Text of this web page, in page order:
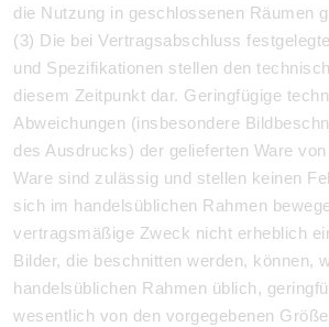
die Nutzung in geschlossenen Räumen
(3) Die bei Vertragsabschluss
und Spezifikationen stellen den
diesem Zeitpunkt dar. Geringfügige
Abweichungen (insbesondere
des Ausdrucks) der gelieferten Ware
Ware sind zulässig und stellen keinen
sich im handelsüblichen Rahmen
vertragsmäßige Zweck nicht erheblich
Bilder, die beschnitten werden, können,
handelsüblichen Rahmen üblich,
wesentlich von den vorgegebenen